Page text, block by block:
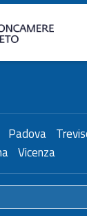
Unioncamere del
Padova
Vicenza